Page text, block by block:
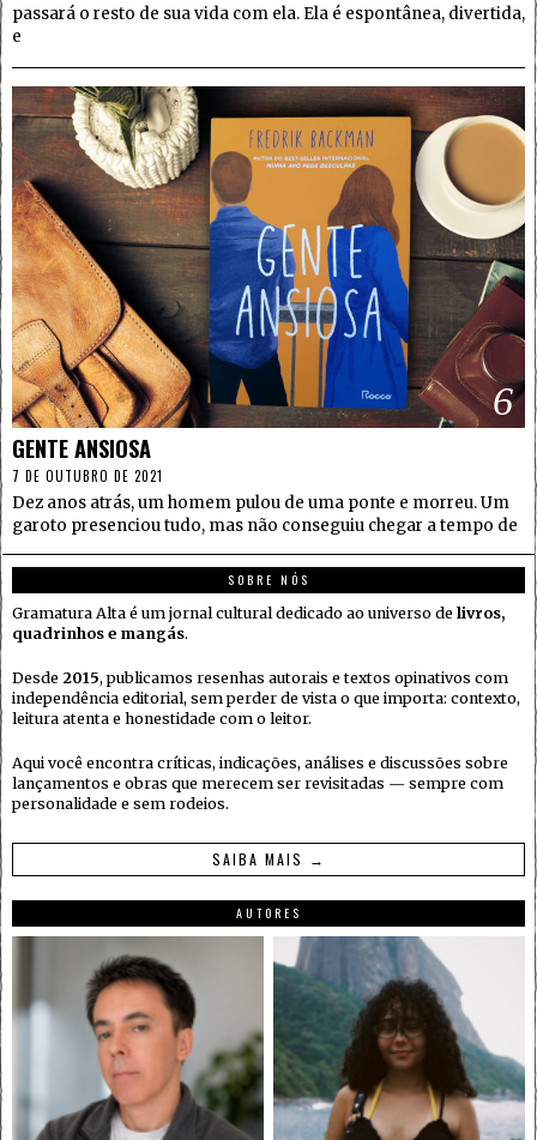
passará o resto de sua vida com ela. Ela é espontânea, divertida,
e
6
GENTE ANSIOSA
7 DE OUTUBRO DE 2021
Dez anos atrás, um homem pulou de uma ponte e morreu. Um
garoto presenciou tudo, mas não conseguiu chegar a tempo de
SOBRE NÓS
Gramatura Alta é um jornal cultural dedicado ao universo de livros,
quadrinhos e mangás.
Desde 2015, publicamos resenhas autorais e textos opinativos com
independência editorial, sem perder de vista o que importa: contexto,
leitura atenta e honestidade com o leitor.
Aqui você encontra críticas, indicações, análises e discussões sobre
lançamentos e obras que merecem ser revisitadas — sempre com
personalidade e sem rodeios.
SAIBA MAIS →
AUTORES